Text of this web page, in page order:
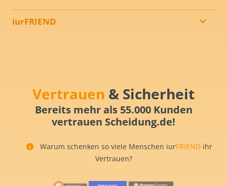
iurFRIEND
Vertrauen & Sicherheit
Bereits mehr als 55.000 Kunden
vertrauen Scheidung.de!
Warum schenken so viele Menschen iurFRIEND ihr
Vertrauen?